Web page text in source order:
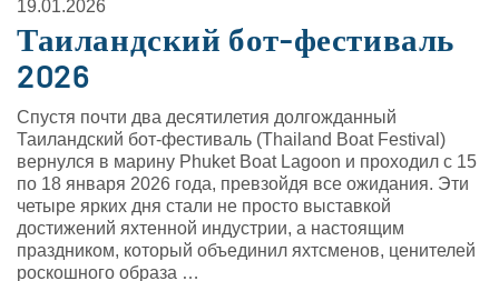
19.01.2026
Таиландский бот-фестиваль
2026
Спустя почти два десятилетия долгожданный
Таиландский бот-фестиваль (Thailand Boat Festival)
вернулся в марину Phuket Boat Lagoon и проходил с 15
по 18 января 2026 года, превзойдя все ожидания. Эти
четыре ярких дня стали не просто выставкой
достижений яхтенной индустрии, а настоящим
праздником, который объединил яхтсменов, ценителей
роскошного образа …